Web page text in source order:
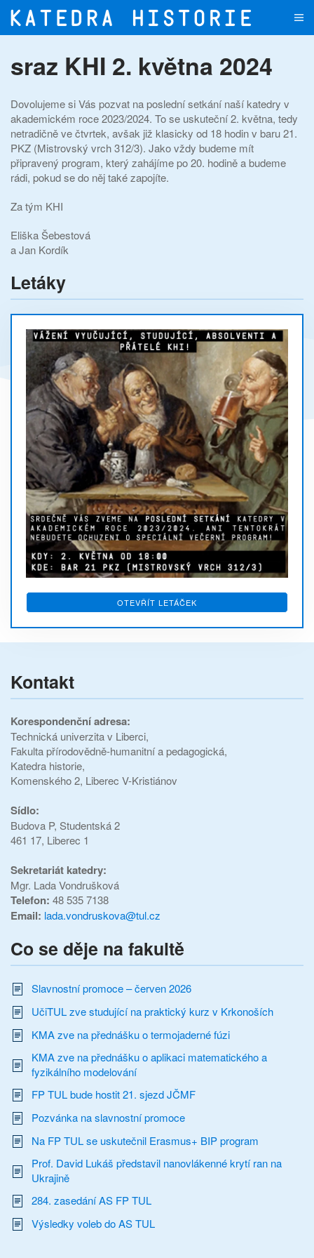
Přejít na hlavní obsah
sraz KHI 2. května 2024
Dovolujeme si Vás pozvat na poslední setkání naší katedry v
akademickém roce 2023/2024. To se uskuteční 2. května, tedy
netradičně ve čtvrtek, avšak již klasicky od 18 hodin v baru 21.
PKZ (Mistrovský vrch 312/3). Jako vždy budeme mít
připravený program, který zahájíme po 20. hodině a budeme
rádi, pokud se do něj také zapojíte.
Za tým KHI
Eliška Šebestová
a Jan Kordík
Letáky
OTEVŘÍT LETÁČEK
Kontakt
Korespondenční adresa:
Technická univerzita v Liberci,
Fakulta přírodovědně-humanitní a pedagogická,
Katedra historie,
Komenského 2, Liberec V-Kristiánov
Sídlo:
Budova P, Studentská 2
461 17, Liberec 1
Sekretariát katedry:
Mgr. Lada Vondrušková
Telefon: 48 535 7138
Email: lada.vondruskova@tul.cz
Co se děje na fakultě
Slavnostní promoce – červen 2026
UčiTUL zve studující na praktický kurz v Krkonoších
KMA zve na přednášku o termojaderné fúzi
KMA zve na přednášku o aplikaci matematického a
fyzikálního modelování
FP TUL bude hostit 21. sjezd JČMF
Pozvánka na slavnostní promoce
Na FP TUL se uskutečnil Erasmus+ BIP program
Prof. David Lukáš představil nanovlákenné krytí ran na
Ukrajině
284. zasedání AS FP TUL
Výsledky voleb do AS TUL